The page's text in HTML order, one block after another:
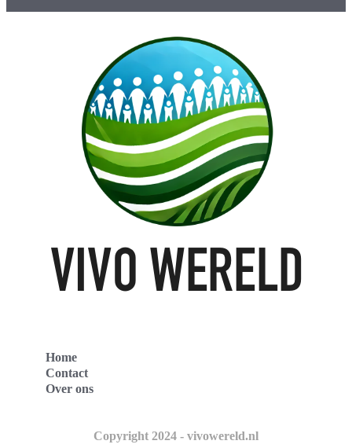
Home
Contact
Over ons
Copyright 2024 - vivowereld.nl